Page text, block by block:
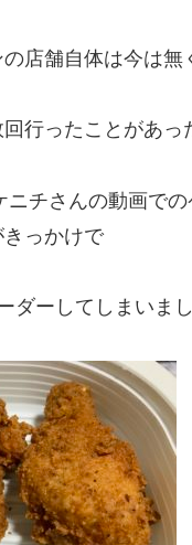
店舗自体は今は
行ったことがあっ
ニチさんの動画で
っかけで
ダーしてしまいま